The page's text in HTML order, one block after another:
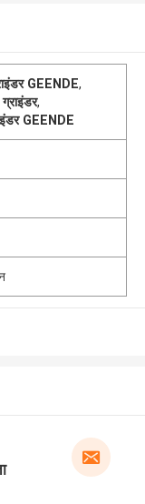
GEENDE,
,
GEENDE